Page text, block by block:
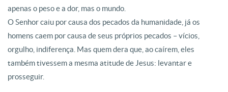
apenas o peso e a dor, mas o mundo.
O Senhor caiu por causa dos pecados da humanidade, já os
homens caem por causa de seus próprios pecados – vícios,
orgulho, indiferença. Mas quem dera que, ao caírem, eles
também tivessem a mesma atitude de Jesus: levantar e
prosseguir.